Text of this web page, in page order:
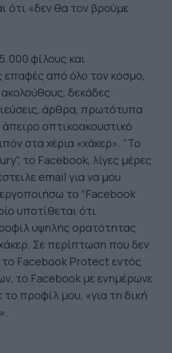
ότι «δεν θα τον βρούμε
φίλους και
επαφές από όλο τον κόσμο,
δεκάδες
άρθρα, πρωτότυπα
άπειρο οπτικοακουστικό
στα χέρια «χάκερ». "To
το Facebook, λίγες μέρες
email για να μου
το “Facebook
υποτίθεται ότι
υψηλής ορατότητας
Σε περίπτωση που δεν
το Facebook Protect εντός
το Facebook με ενημέρωνε
το προφίλ μου, «για τη δική